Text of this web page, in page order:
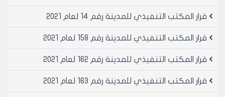
فقط من الملكية ولكافة الأجزاء وتدقق من أمانة الخارطة
• في حال كان مشروع التعديل بين العقارات ليس لغاية
تصدق من قبل المكتب التنفيذي لمجلس المدينة بناءً على
اقتراح من مديرية الشؤون الفنية.
قرار المكتب التنفيذي للمدينة رقم 14 لعام 2021
قرار المكتب التنفيذي للمدينة رقم 158 لعام 2021
قرار المكتب التنفيذي للمدينة رقم 162 لعام 2021
قرار المكتب التنفيذي للمدينة رقم 163 لعام 2021